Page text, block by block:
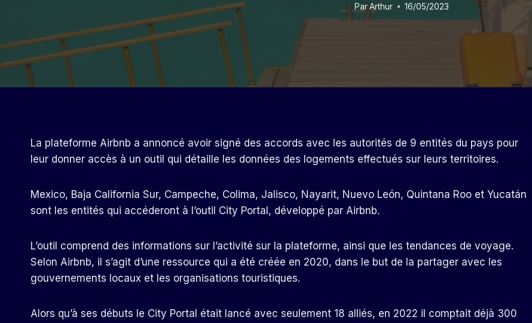
ParArthur 16/05/2023
La plateforme Airbnb a annoncé avoir signé des accords avec les autorités de 9 entités du pays pour
leur donner accès à un outil qui détaille les données des logements effectués sur leurs territoires.
Mexico, Baja California Sur, Campeche, Colima, Jalisco, Nayarit, Nuevo León, Quintana Roo et Yucatán
sont les entités qui accéderont à l’outil City Portal, développé par Airbnb.
L’outil comprend des informations sur l’activité sur la plateforme, ainsi que les tendances de voyage.
Selon Airbnb, il s’agit d’une ressource qui a été créée en 2020, dans le but de la partager avec les
gouvernements locaux et les organisations touristiques.
Alors qu’à ses débuts le City Portal était lancé avec seulement 18 alliés, en 2022 il comptait déjà 300